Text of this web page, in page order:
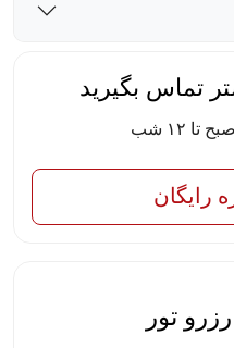
تماس بگیرید
رایگان
تور